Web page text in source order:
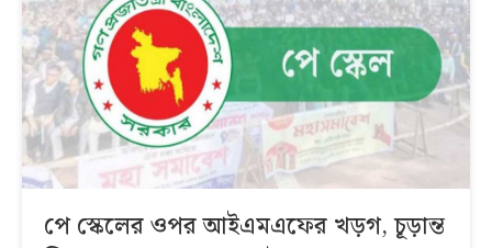
পে স্কেলের ওপর আইএমএফের খড়গ, চূড়ান্ত